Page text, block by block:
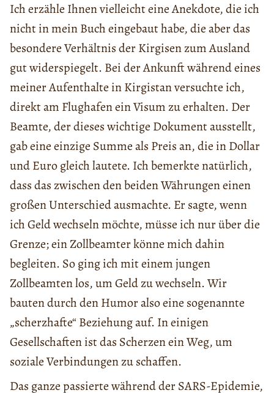
Ich erzähle Ihnen vielleicht eine Anekdote, die ich
nicht in mein Buch eingebaut habe, die aber das
besondere Verhältnis der Kirgisen zum Ausland
gut widerspiegelt. Bei der Ankunft während eines
meiner Aufenthalte in Kirgistan versuchte ich,
direkt am Flughafen ein Visum zu erhalten. Der
Beamte, der dieses wichtige Dokument ausstellt,
gab eine einzige Summe als Preis an, die in Dollar
und Euro gleich lautete. Ich bemerkte natürlich,
dass das zwischen den beiden Währungen einen
großen Unterschied ausmachte. Er sagte, wenn
ich Geld wechseln möchte, müsse ich nur über die
Grenze; ein Zollbeamter könne mich dahin
begleiten. So ging ich mit einem jungen
Zollbeamten los, um Geld zu wechseln. Wir
bauten durch den Humor also eine sogenannte
„scherzhafte“ Beziehung auf. In einigen
Gesellschaften ist das Scherzen ein Weg, um
soziale Verbindungen zu schaffen.
Das ganze passierte während der SARS-Epidemie,